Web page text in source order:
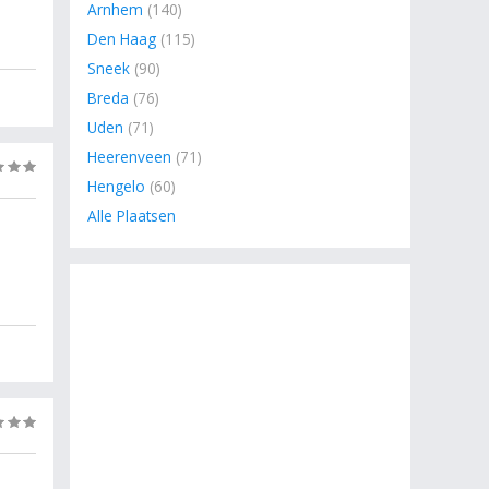
Arnhem (140)
Den Haag (115)
Sneek (90)
Breda (76)
Uden (71)
Heerenveen (71)
Hengelo (60)
Alle Plaatsen